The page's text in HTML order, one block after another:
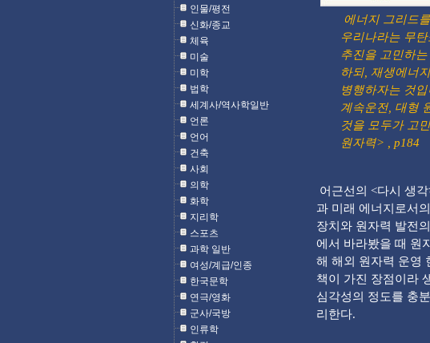
인물/평전
신화/종교
체육
미술
미학
법학
세계사/역사학일반
언론
언어
건축
사회
의학
화학
지리학
스포츠
과학 일반
여성/계급/인종
한국문학
연극/영화
군사/국방
인류학
에너지 그리드
우리나라는 무
추진을 고민하
하되, 재생에너
병행하자는 것
계속운전, 대형
것을 모두가 고
원자력> , p184
어근선의 <다시 생
과 미래 에너지로서
장치와 원자력 발전
에서 바라봤을 때 원
해 해외 원자력 운영
책이 가진 장점이라
심각성의 정도를 충
리한다.